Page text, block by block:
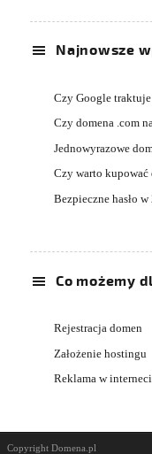
Najnowsze
Czy Google
Czy domena .com
Jednowyrazowe
Czy warto kupować
Bezpieczne hasło
Co możemy
Rejestracja domen
Założenie hostingu
Reklama w
Copyright Domena.pl